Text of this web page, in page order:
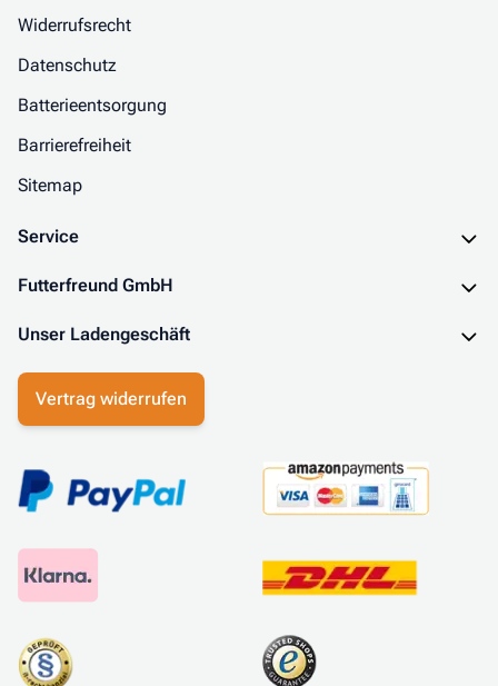
Widerrufsrecht
Datenschutz
Batterieentsorgung
Barrierefreiheit
Sitemap
Service
Futterfreund GmbH
Unser Ladengeschäft
Vertrag widerrufen